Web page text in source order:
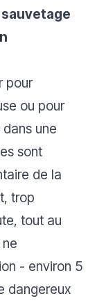
pour
ou pour
une
sont
de la
trop
tout au
- environ 5
dangereux